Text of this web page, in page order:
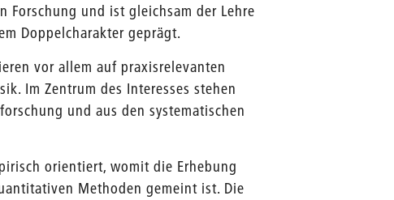
Forschung und ist gleichsam der Lehre
Doppelcharakter geprägt.
vor allem auf praxisrelevanten
Im Zentrum des Interesses stehen
und aus den systematischen
orientiert, womit die Erhebung
Methoden gemeint ist. Die